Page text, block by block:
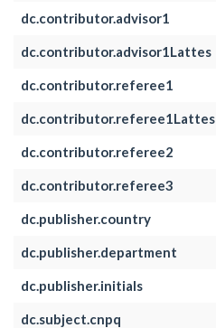
dc.contributor.advisor1
dc.contributor.advisor1Lattes
dc.contributor.referee1
dc.contributor.referee1Lattes
dc.contributor.referee2
dc.contributor.referee3
dc.publisher.country
dc.publisher.department
dc.publisher.initials
dc.subject.cnpq